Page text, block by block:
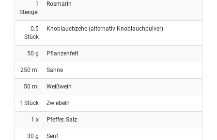
1
Stengel
Rosmarin
0.5
Stück
Knoblauchzehe (alternativ Knoblauchpulver)
50 g Pflanzenfett
250 ml Sahne
50 ml Weißwein
1 Stück Zwiebeln
1 x Pfeffer, Salz
30 g Senf